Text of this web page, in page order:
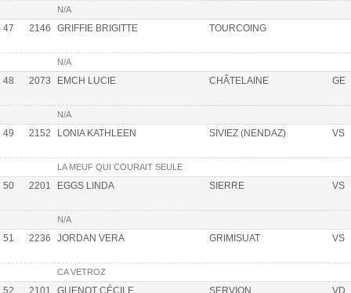
N/A
47 2146 GRIFFIE BRIGITTE TOURCOING
N/A
48 2073 EMCH LUCIE CHÂTELAINE GE
N/A
49 2152 LONIA KATHLEEN SIVIEZ (NENDAZ) VS
LA MEUF QUI COURAIT SEULE
50 2201 EGGS LINDA SIERRE VS
N/A
51 2236 JORDAN VERA GRIMISUAT VS
CA VETROZ
52 2101 GUENOT CÉCILE SERVION VD